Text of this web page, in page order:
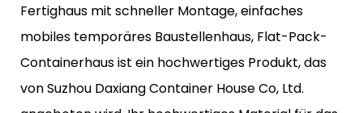
Fertighaus mit schneller Montage, einfaches
mobiles temporäres Baustellenhaus, Flat-Pack-
Containerhaus ist ein hochwertiges Produkt, das
von Suzhou Daxiang Container House Co, Ltd.